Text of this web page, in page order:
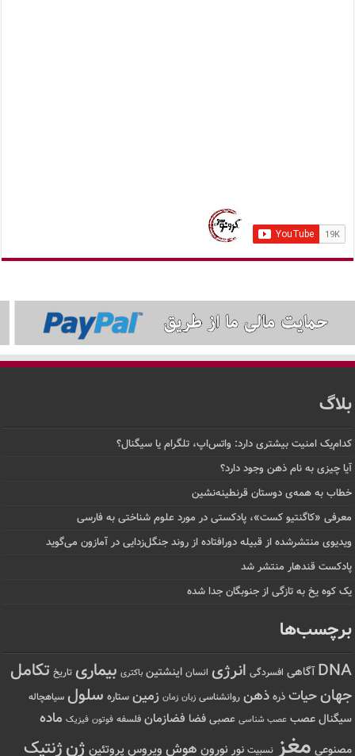
بلاگ
کدام‌یک امنیت بیشتری دارد: واتس‌اپ، تلگرام یا سیگنال؟
آیا چیزی به نام ذهن وجود دارد؟
خطاب به همه‌ی دوستان قرنطینه‌نشین
معرفی «کاگنتیو کست»، پادکستی در مورد علوم شناختی به فارسی
ویدیوی منتشرشده از قبیله دورافتاده‌ از روند جنگل‌زدایی در آمازون می‌گوید
پادکست قندهار منتشر شد
یک کوه یخ به تازگی از جنوبگان جدا شده
برچسب‌ها
DNA آگاهی افسردگی انرژی انسان اینشتین باکتری بیماری تاریخ تکامل
جهانحیات ذره ذهن روانشناسی زبان زمان زمین ستاره سلول سیاهچاله
سیگنال عصب عصب شناسی عصبی فضا فضازمان فلسفه فوتون فیزیک ماده
مصنوعی مغز نسبیت نور نورون هوش ویروس پروتئین ژنژنتیک